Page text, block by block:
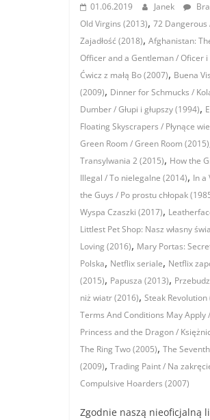
01.06.2019 Janek
Old Virgins (2013), 72 Dangerous
Zajadłość (2018), Afghanistan:
Officer and a Gentleman / Oficer
Ćwicz z małą Bo (2007), Buena
(2009), Dinner for Schmucks /
Dumber / Głupi i głupszy (1994),
Floating Skyscrapers / Płynące
Green Room / Green Room (2015)
Transylwania 2 (2015), How the
Illegal / To nielegalne (2014), In a
the Guys / Po prostu chłopak
Wyspa Czaszki (2017),
Littlest Pet Shop: Nasz własny
Loving (2016), Mary Portas:
Polska, Netflix seriale, Netflix
(2015), Papusza (2013),
niż wiatr (2016), Steak Revolution
Terms And Conditions May
Princess and the Dragon /
The Ring Two (2005), The
(2009), Trading Paint / Na
Compulsive Hoarders (2007)
Zgodnie naszą nieoficjalną